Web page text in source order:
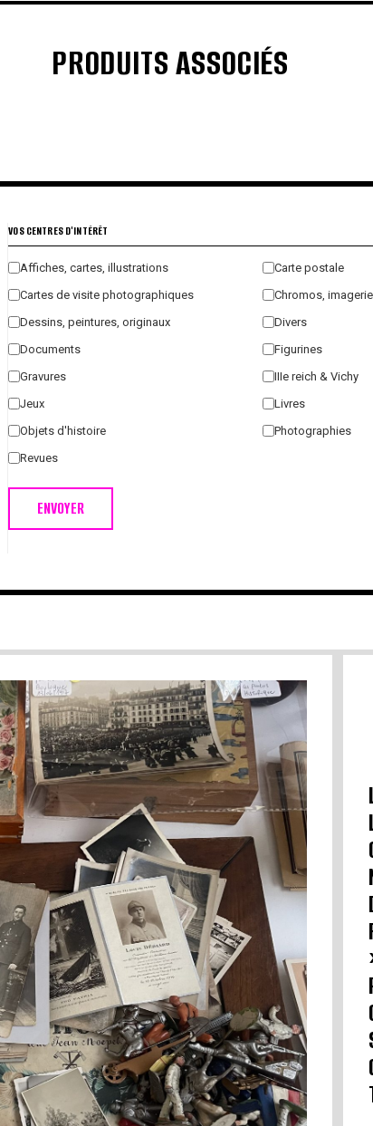
PRODUITS ASSOCIÉS
VOS CENTRES D'INTÉRÊT
Affiches, cartes, illustrations
Carte postale
Cartes de visite photographiques
Chromos, imagerie
Dessins, peintures, originaux
Divers
Documents
Figurines
Gravures
IIIe reich & Vichy
Jeux
Livres
Objets d'histoire
Photographies
Revues
ENVOYER